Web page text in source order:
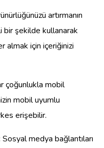
artırmanın
bir şekilde kullanarak
almak için içeriğinizi
çoğunlukla mobil
mobil uyumlu
erişebilir.
Sosyal medya bağlantıları